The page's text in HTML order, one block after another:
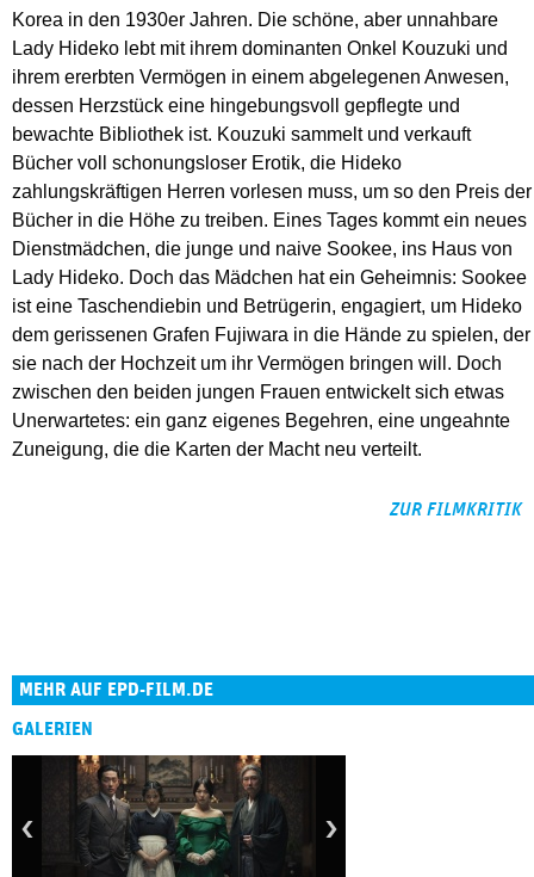
Korea in den 1930er Jahren. Die schöne, aber unnahbare
Lady Hideko lebt mit ihrem dominanten Onkel Kouzuki und
ihrem ererbten Vermögen in einem abgelegenen Anwesen,
dessen Herzstück eine hingebungsvoll gepflegte und
bewachte Bibliothek ist. Kouzuki sammelt und verkauft
Bücher voll schonungsloser Erotik, die Hideko
zahlungskräftigen Herren vorlesen muss, um so den Preis der
Bücher in die Höhe zu treiben. Eines Tages kommt ein neues
Dienstmädchen, die junge und naive Sookee, ins Haus von
Lady Hideko. Doch das Mädchen hat ein Geheimnis: Sookee
ist eine Taschendiebin und Betrügerin, engagiert, um Hideko
dem gerissenen Grafen Fujiwara in die Hände zu spielen, der
sie nach der Hochzeit um ihr Vermögen bringen will. Doch
zwischen den beiden jungen Frauen entwickelt sich etwas
Unerwartetes: ein ganz eigenes Begehren, eine ungeahnte
Zuneigung, die die Karten der Macht neu verteilt.
ZUR FILMKRITIK
MEHR AUF EPD-FILM.DE
GALERIEN